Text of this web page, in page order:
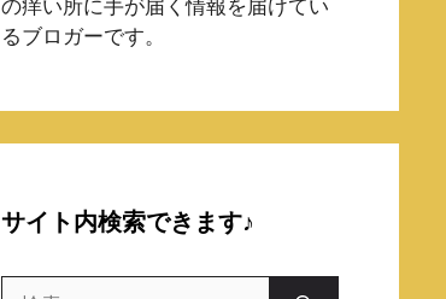
るブロガーです。
サイト内検索できます♪